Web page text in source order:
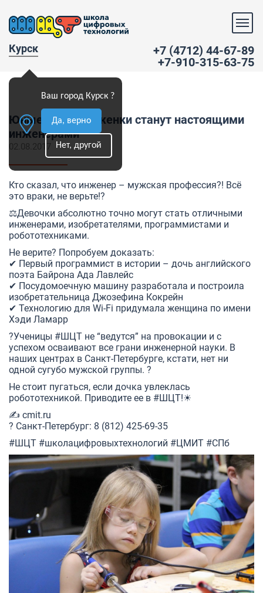
Курск
Ваш город Курск ?
Да, верно
Нет, другой
+7 (4712) 44-67-89
+7-910-315-63-75
Юные петербурженки станут настоящими
инженерами
02.08.2017
Кто сказал, что инженер – мужская профессия?! Всё
это враки, не верьте!?
⚖Девочки абсолютно точно могут стать отличными
инженерами, изобретателями, программистами и
робототехниками.
Не верите? Попробуем доказать:
✔ Первый программист в истории – дочь английского
поэта Байрона Ада Лавлейс
✔ Посудомоечную машину разработала и построила
изобретательница Джозефина Кокрейн
✔ Технологию для Wi-Fi придумала женщина по имени
Хэди Ламарр
?Ученицы #ШЦТ не “ведутся” на провокации и с
успехом осваивают все грани инженерной науки. В
наших центрах в Санкт-Петербурге, кстати, нет ни
одной сугубо мужской группы. ?
Не стоит пугаться, если дочка увлеклась
робототехникой. Приводите ее в #ШЦТ!☀
✍ cmit.ru
? Санкт-Петербург: 8 (812) 425-69-35
#ШЦТ #школацифровыхтехнологий #ЦМИТ #СПб